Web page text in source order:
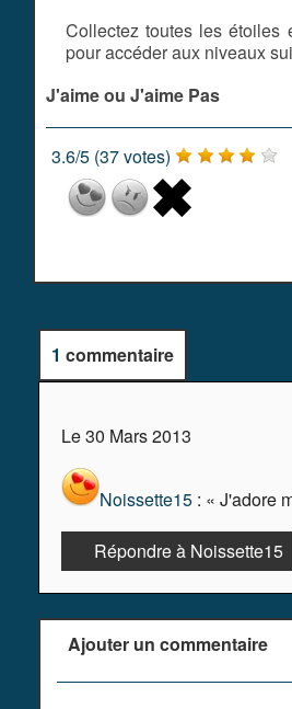
Collectez toutes les étoiles
pour accéder aux niveaux
J'aime ou J'aime Pas
3.6/5 (37votes)
1 commentaire
Le 30 Mars 2013
Noissette15 : « J'adore
Répondre à Noissette15
Ajouter un commentaire